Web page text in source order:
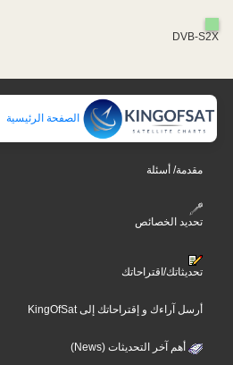
DVB-S2X
الصفحة الرئيسية
مقدمة/ أسئلة
تحديد الخصائص
تحديثاتك/اقتراحاتك
أرسل آراءك و إقتراحاتك إلى KingOfSat
أهم آخر التحديثات (News)